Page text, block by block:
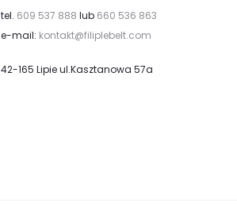
tel. 609 537 888 lub 660 536 863
e-mail: kontakt@filiplebelt.com
42-165 Lipie ul.Kasztanowa 57a